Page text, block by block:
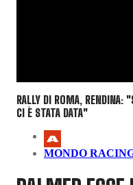
RALLY DI ROMA, RENDINA:
CI È STATA DATA"
MONDO